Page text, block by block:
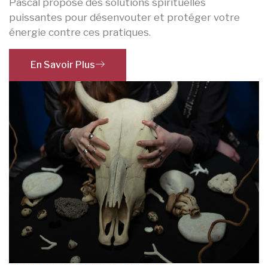
Pascal propose des solutions spirituelles
puissantes pour désenvouter et protéger votre
énergie contre ces pratiques.
En Savoir Plus